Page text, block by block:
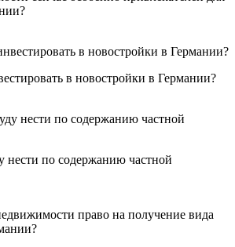
в новостройки в Германии?
нести по содержанию частной